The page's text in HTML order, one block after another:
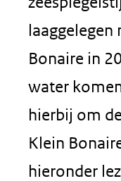
laaggelegen
Bonaire in
water
hierbij om
Klein
hieronder